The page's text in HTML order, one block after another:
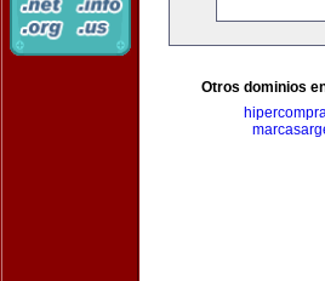
Otros dominios